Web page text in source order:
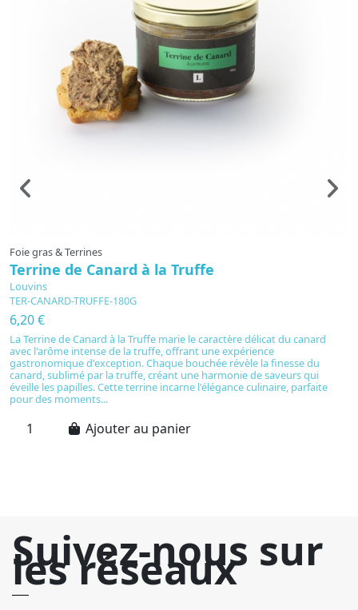
Foie gras & Terrines
Terrine de Canard à la Truffe
Louvins
TER-CANARD-TRUFFE-180G
6,20 €
La Terrine de Canard à la Truffe marie le caractère délicat du canard
avec l'arôme intense de la truffe, offrant une expérience
gastronomique d'exception. Chaque bouchée révèle la finesse du
canard, sublimé par la truffe, créant une harmonie de saveurs qui
éveille les papilles. Cette terrine incarne l'élégance culinaire, parfaite
pour des moments...
Ajouter au panier
Suivez-nous sur
les réseaux